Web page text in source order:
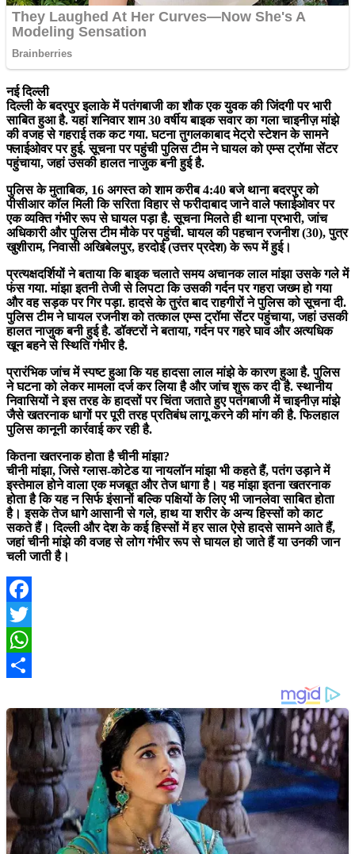
नई दिल्ली
दिल्ली के बदरपुर इलाके में पतंगबाजी का शौक एक युवक की जिंदगी पर भारी
साबित हुआ है. यहां शनिवार शाम 30 वर्षीय बाइक सवार का गला चाइनीज़ मांझे
की वजह से गहराई तक कट गया. घटना तुगलकाबाद मेट्रो स्टेशन के सामने
फ्लाईओवर पर हुई. सूचना पर पहुंची पुलिस टीम ने घायल को एम्स ट्रॉमा सेंटर
पहुंचाया, जहां उसकी हालत नाजुक बनी हुई है.
पुलिस के मुताबिक, 16 अगस्त को शाम करीब 4:40 बजे थाना बदरपुर को
पीसीआर कॉल मिली कि सरिता विहार से फरीदाबाद जाने वाले फ्लाईओवर पर
एक व्यक्ति गंभीर रूप से घायल पड़ा है. सूचना मिलते ही थाना प्रभारी, जांच
अधिकारी और पुलिस टीम मौके पर पहुंची. घायल की पहचान रजनीश (30), पुत्र
खुशीराम, निवासी अखिबेलपुर, हरदोई (उत्तर प्रदेश) के रूप में हुई।
प्रत्यक्षदर्शियों ने बताया कि बाइक चलाते समय अचानक लाल मांझा उसके गले में
फंस गया. मांझा इतनी तेजी से लिपटा कि उसकी गर्दन पर गहरा जख्म हो गया
और वह सड़क पर गिर पड़ा. हादसे के तुरंत बाद राहगीरों ने पुलिस को सूचना दी.
पुलिस टीम ने घायल रजनीश को तत्काल एम्स ट्रॉमा सेंटर पहुंचाया, जहां उसकी
हालत नाजुक बनी हुई है. डॉक्टरों ने बताया, गर्दन पर गहरे घाव और अत्यधिक
खून बहने से स्थिति गंभीर है.
प्रारंभिक जांच में स्पष्ट हुआ कि यह हादसा लाल मांझे के कारण हुआ है. पुलिस
ने घटना को लेकर मामला दर्ज कर लिया है और जांच शुरू कर दी है. स्थानीय
निवासियों ने इस तरह के हादसों पर चिंता जताते हुए पतंगबाजी में चाइनीज़ मांझे
जैसे खतरनाक धागों पर पूरी तरह प्रतिबंध लागू करने की मांग की है. फिलहाल
पुलिस कानूनी कार्रवाई कर रही है.
कितना खतरनाक होता है चीनी मांझा?
चीनी मांझा, जिसे ग्लास-कोटेड या नायलॉन मांझा भी कहते हैं, पतंग उड़ाने में
इस्तेमाल होने वाला एक मजबूत और तेज धागा है। यह मांझा इतना खतरनाक
होता है कि यह न सिर्फ इंसानों बल्कि पक्षियों के लिए भी जानलेवा साबित होता
है। इसके तेज धागे आसानी से गले, हाथ या शरीर के अन्य हिस्सों को काट
सकते हैं। दिल्ली और देश के कई हिस्सों में हर साल ऐसे हादसे सामने आते हैं,
जहां चीनी मांझे की वजह से लोग गंभीर रूप से घायल हो जाते हैं या उनकी जान
चली जाती है।
Facebook
Twitter
WhatsApp